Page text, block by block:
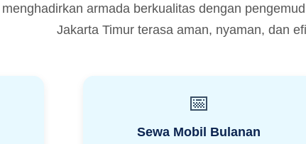
armada berkualitas dengan
Jakarta Timur terasa aman, nyaman, dan
📅
Sewa Mobil Bulanan